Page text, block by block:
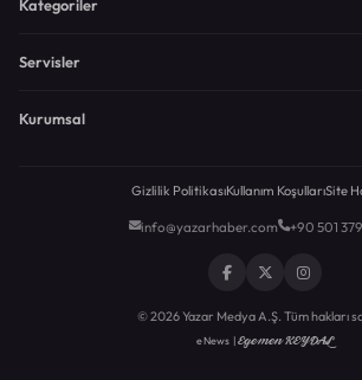
Kategoriler
Servisler
Kurumsal
Gizlilik PolitikasıKullanım KoşullarıSite
info@yazarhaber.com +90 501
© 2026 Yazar Medya A.Ş. Tüm hakları
eNews |Egemen KEYDAL